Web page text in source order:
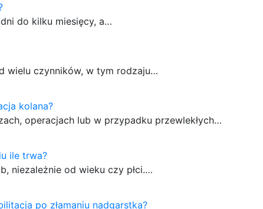
do kilku miesięcy, a…
wielu czynników, w tym rodzaju…
kolana?
operacjach lub w przypadku przewlekłych…
ile trwa?
niezależnie od wieku czy płci.…
po złamaniu nadgarstka?